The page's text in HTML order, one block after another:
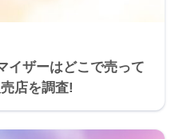
イザーはどこで売って
店を調査!